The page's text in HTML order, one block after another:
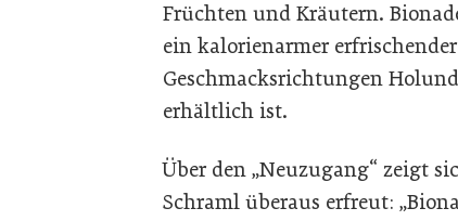
Früchten und Kräutern.
ein kalorienarmer
Geschmacksrichtungen
erhältlich ist.
Über den „Neuzugang“ zeigt
Schraml überaus erfreut: